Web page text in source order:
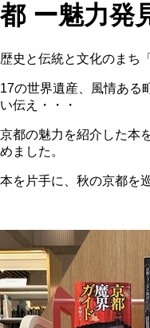
都 ー魅力発
歴史と伝統と文化のまち
17の世界遺産、風情ある
い伝え・・・
京都の魅力を紹介した本
めました。
本を片手に、秋の京都を